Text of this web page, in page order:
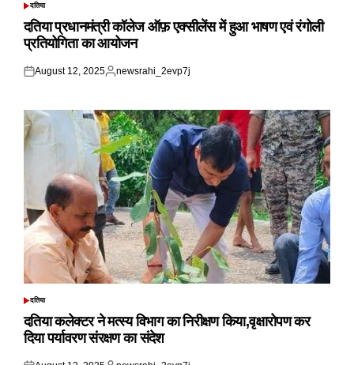
POSTED
दतिया
दतिया प्रधानमंत्री कॉलेज ऑफ़ एक्सीलेंस में हुआ भाषण एवं रंगोली
प्रतियोगिता का आयोजन
Posted
August 12, 2025
Posted
newsrahi_2evp7j
POSTED
दतिया
दतिया कलेक्टर ने मत्स्य विभाग का निरीक्षण किया,वृक्षारोपण कर
दिया पर्यावरण संरक्षण का संदेश